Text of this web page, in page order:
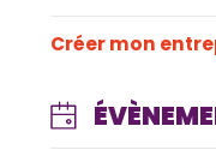
Créer mon